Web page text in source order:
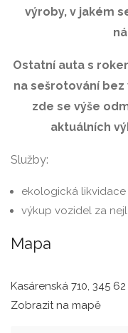
výroby, v jakém
Ostatní auta s
na sešrotování
zde se výše
aktuálních
Služby:
ekologická
výkup vozidel za
Mapa
Kasárenská 710, 345
Zobrazit na mapě